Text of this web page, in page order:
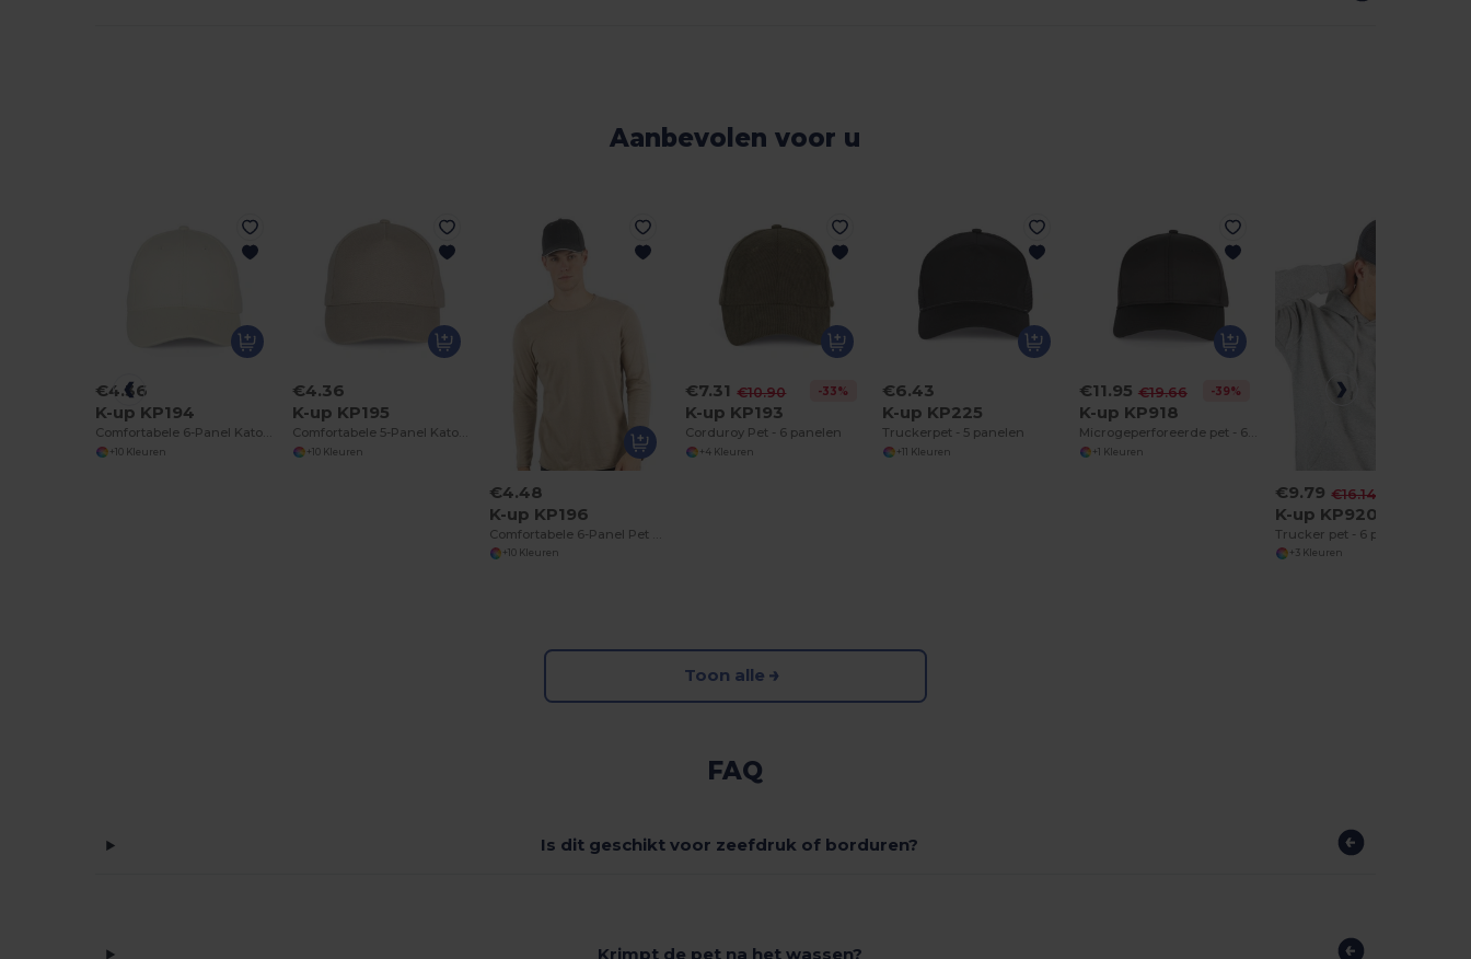
Aanbevolen voor u
€4.36
K-up KP194
+10 Kleuren
€4.36
K-up KP195
+10 Kleuren
€4.48
K-up KP196
+10 Kleuren
€7.31 €10.90 -33%
K-up KP193
Corduroy Pet - 6 panelen
+4 Kleuren
€6.43
K-up KP225
Truckerpet - 5 panelen
+11 Kleuren
€11.95 €19.66 -39%
K-up KP918
Microgeperforeerde pet - 6 panelen
+1 Kleuren
€9.79 €16.14
K-up KP920
Trucker pet - 6 panelen
+3 Kleuren
Toon alle
FAQ
Is dit geschikt voor zeefdruk of borduren?
Krimpt de pet na het wassen?